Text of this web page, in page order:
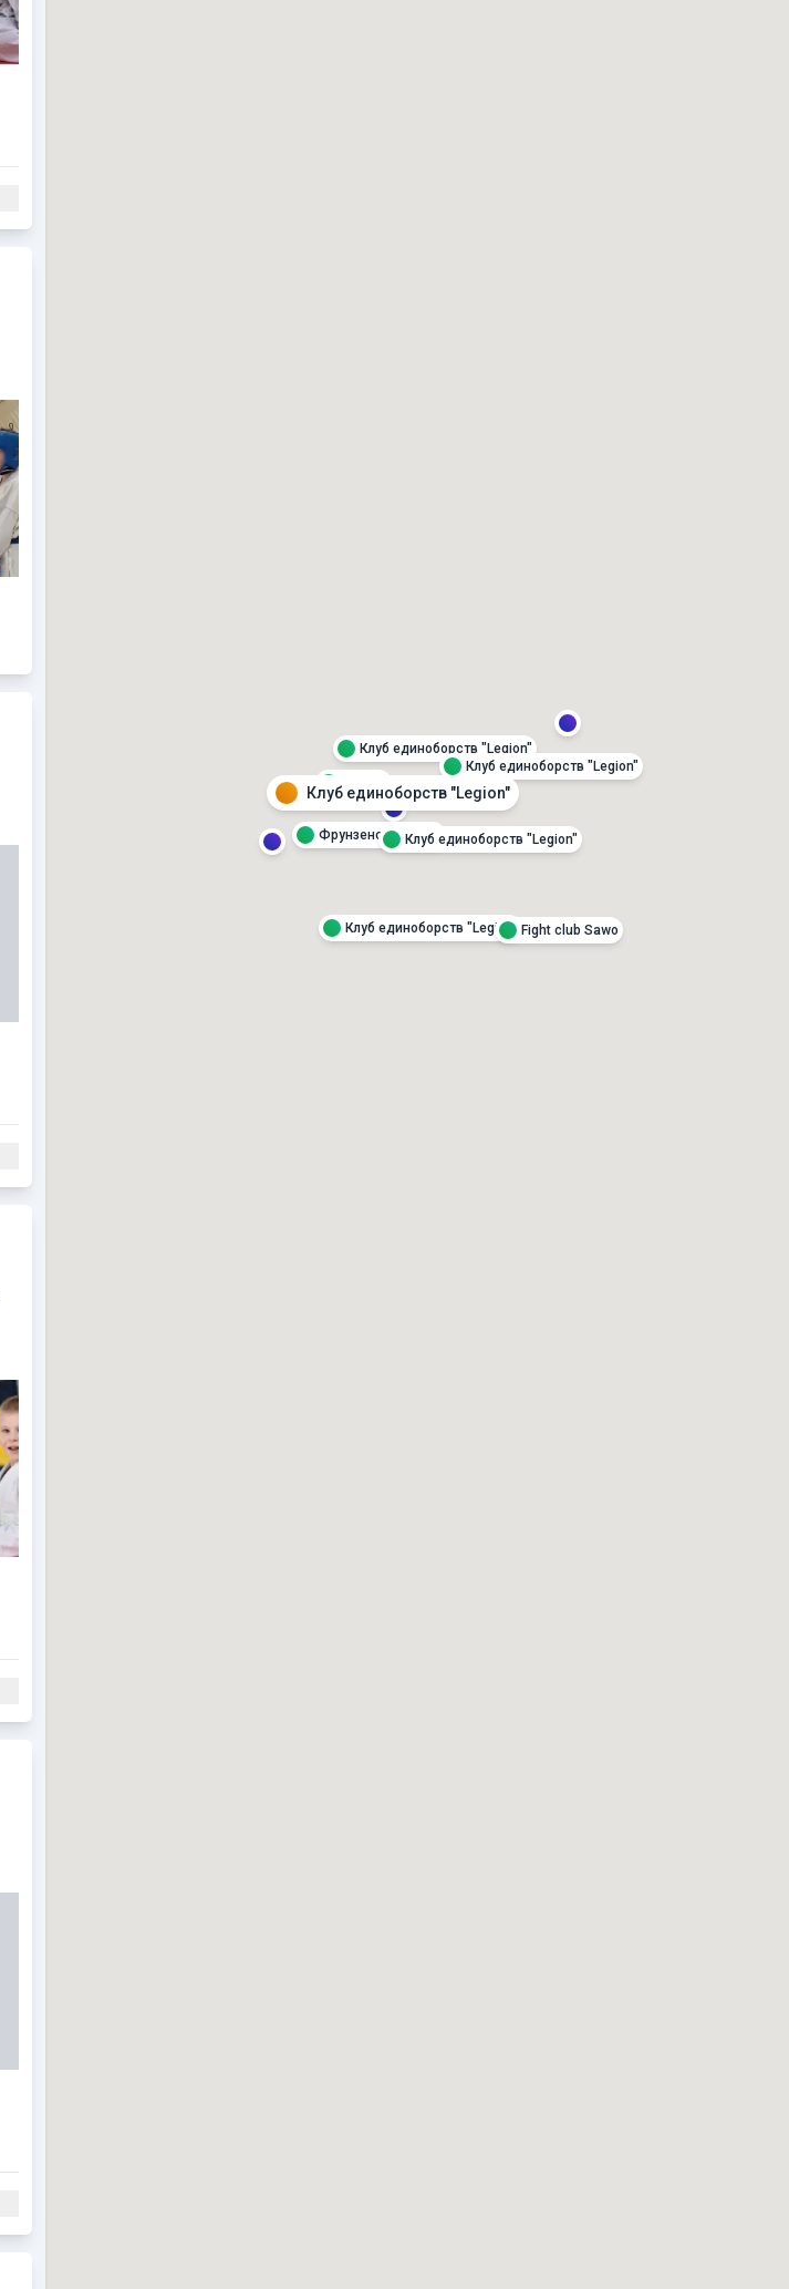
Клуб единоборств "Legion"
Фрунзенский ФОЦ
Squash-Life
Клуб единоборств "Legion"
Клуб единоборств "Legion"
Стихия
Клуб единоборств "Legion"
Клуб единоборств "Legion"
Fight club Sawo